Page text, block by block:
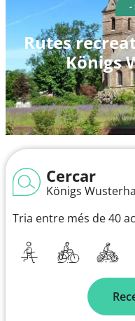
-
Rutes
Königs
Cercar
Königs
Tria entre més de 40